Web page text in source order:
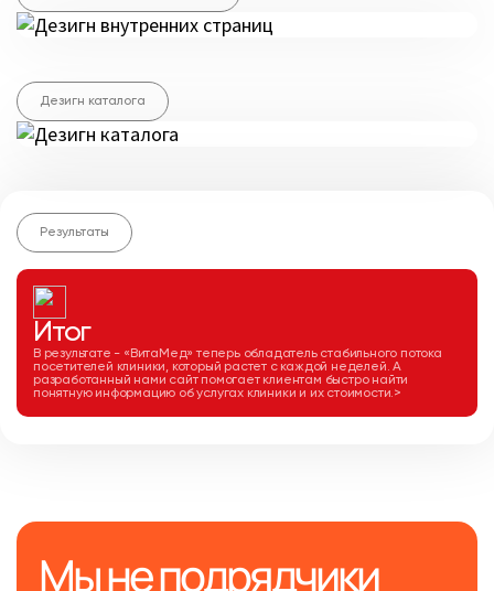
Дезигн каталога
Результаты
Итог
В результате - «ВитаМед» теперь обладатель стабильного потока
посетителей клиники, который растет с каждой неделей. А
разработанный нами сайт помогает клиентам быстро найти
понятную информацию об услугах клиники и их стоимости.>
Мы не подрядчики